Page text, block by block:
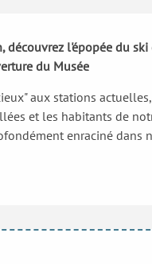
découvrez l'épopée du
du Musée
aux stations
et les habitants de
enraciné dans